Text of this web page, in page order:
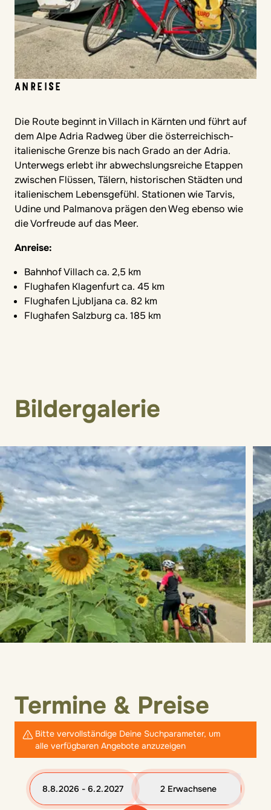
ANREISE
Die Route beginnt in Villach in Kärnten und führt auf
dem Alpe Adria Radweg über die österreichisch-
italienische Grenze bis nach Grado an der Adria.
Unterwegs erlebt ihr abwechslungsreiche Etappen
zwischen Flüssen, Tälern, historischen Städten und
italienischem Lebensgefühl. Stationen wie Tarvis,
Udine und Palmanova prägen den Weg ebenso wie
die Vorfreude auf das Meer.
Anreise:
Bahnhof Villach ca. 2,5 km
Flughafen Klagenfurt ca. 45 km
Flughafen Ljubljana ca. 82 km
Flughafen Salzburg ca. 185 km
Bildergalerie
Termine & Preise
Bitte vervollständige Deine Suchparameter, um
alle verfügbaren Angebote anzuzeigen
8.8.2026 - 6.2.2027 2 Erwachsene